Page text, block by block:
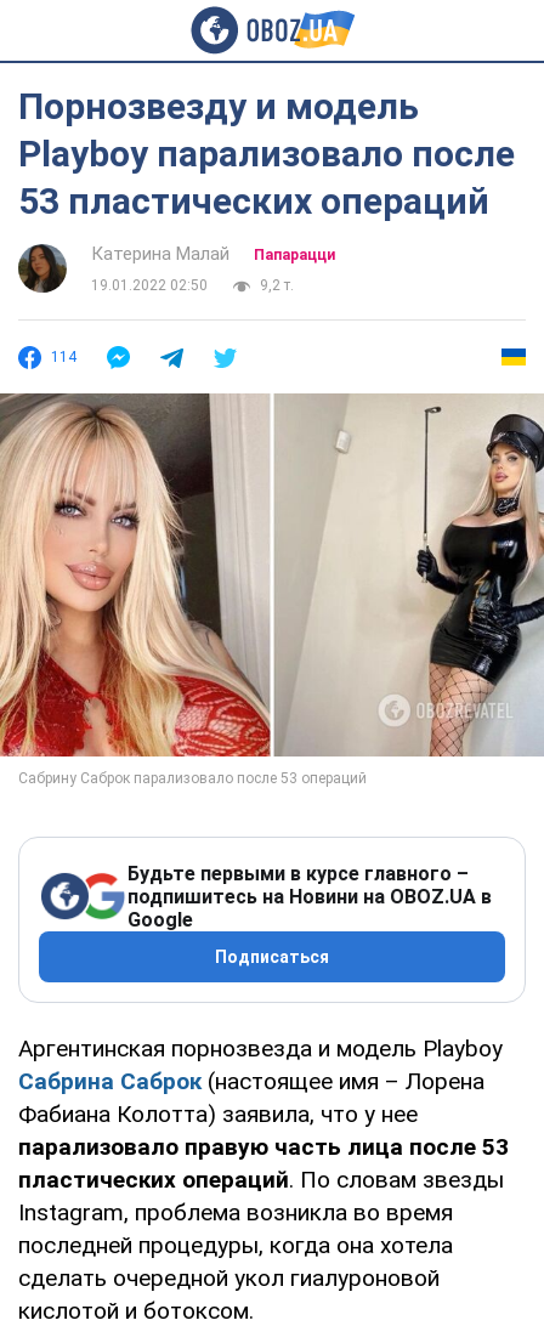
Порнозвезду и модель
Playboy парализовало после
53 пластических операций
Катерина Малай
Папарацци
19.01.2022 02:50
9,2 т.
114
Будьте первыми в курсе главного –
подпишитесь на Новини на OBOZ.UA в
Google
Подписаться
Аргентинская порнозвезда и модель Playboy
Сабрина Саброк(настоящее имя – Лорена
Фабиана Колотта) заявила, что у нее
парализовало правую часть лица после 53
пластических операций. По словам звезды
Instаgram, проблема возникла во время
последней процедуры, когда она хотела
сделать очередной укол гиалуроновой
кислотой и ботоксом.